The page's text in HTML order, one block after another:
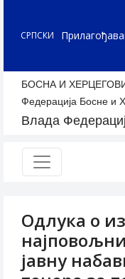
СРПСКИ
БОСНА И
Федерација Босне и
Влада
Одлукa о
јавну